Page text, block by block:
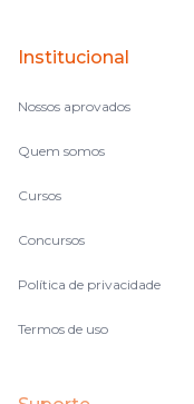
no volume de matérias.
Institucional
Nossos aprovados
Quem somos
Cursos
Concursos
Política de privacidade
Termos de uso